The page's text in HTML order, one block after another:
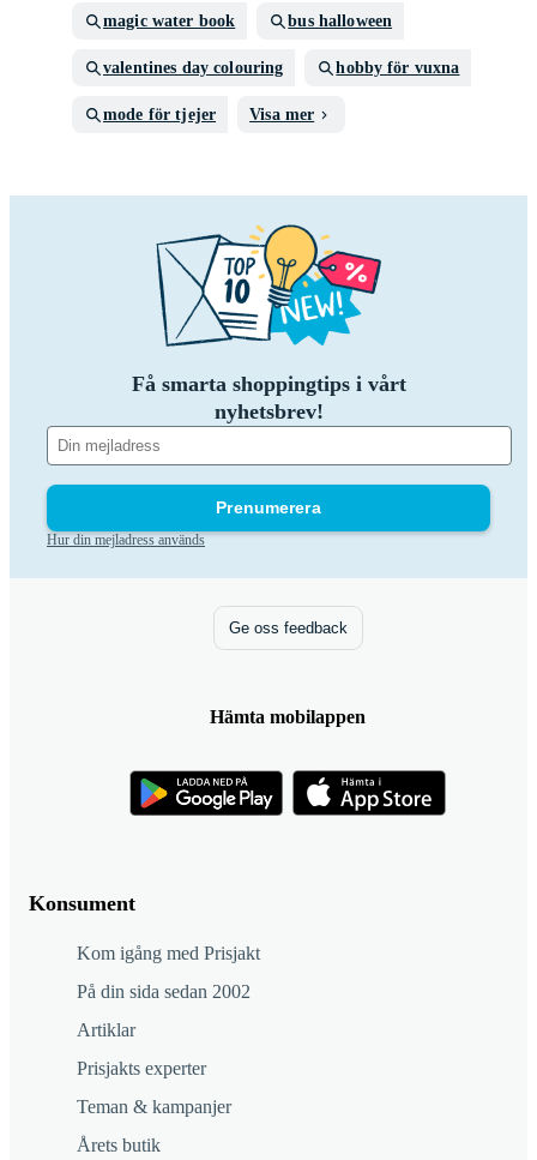
magic water book bus halloween
valentines day colouring hobby för vuxna
mode för tjejer Visa mer
Få smarta shoppingtips i vårt
nyhetsbrev!
Prenumerera
Hur din mejladress används
Konsument
Kom igång med Prisjakt
På din sida sedan 2002
Artiklar
Prisjakts experter
Teman & kampanjer
Årets butik
Ge oss feedback
Hämta mobilappen